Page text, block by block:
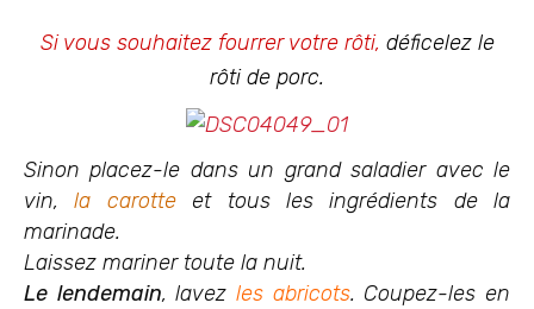
Si vous souhaitez fourrer votre rôti, déficelez le
rôti de porc.
Sinon placez-le dans un grand saladier avec le
vin,la carotteet tous les ingrédients de la
marinade.
Laissez mariner toute la nuit.
Le lendemain, lavezles abricots. Coupez-les en